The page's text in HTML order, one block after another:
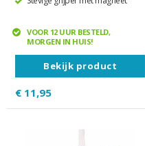
VOOR 12 UUR BESTELD,
MORGEN IN HUIS!
Bekijk product
€ 11,95